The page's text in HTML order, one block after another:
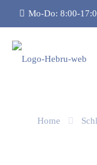
Mo-Do: 8:00-
Home